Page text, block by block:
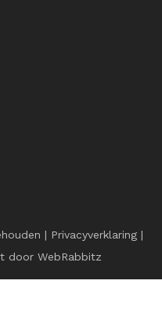
| Privacyverklaring|
door WebRabbitz